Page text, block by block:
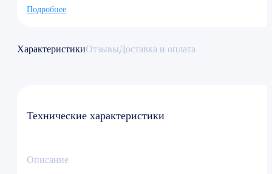
Подробнее
ХарактеристикиОтзывыДоставка и оплата
Технические характеристики
Описание